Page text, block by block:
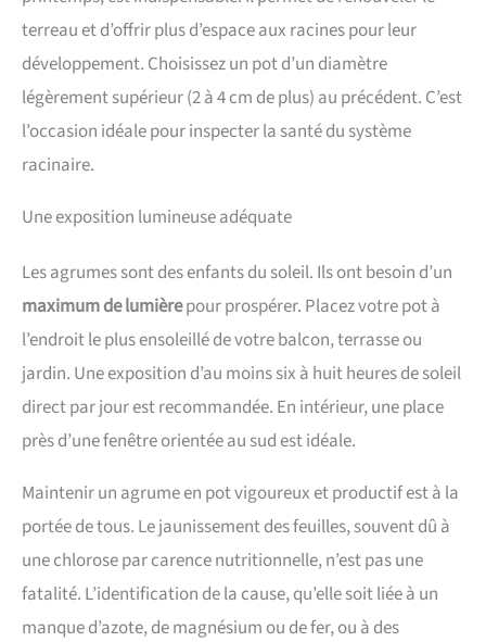
terreau et d’offrir plus d’espace aux racines pour leur
développement. Choisissez un pot d’un diamètre
légèrement supérieur (2 à 4 cm de plus) au précédent. C’est
l’occasion idéale pour inspecter la santé du système
racinaire.
Une exposition lumineuse adéquate
Les agrumes sont des enfants du soleil. Ils ont besoin d’un
maximum de lumièrepour prospérer. Placez votre pot à
l’endroit le plus ensoleillé de votre balcon, terrasse ou
jardin. Une exposition d’au moins six à huit heures de soleil
direct par jour est recommandée. En intérieur, une place
près d’une fenêtre orientée au sud est idéale.
Maintenir un agrume en pot vigoureux et productif est à la
portée de tous. Le jaunissement des feuilles, souvent dû à
une chlorose par carence nutritionnelle, n’est pas une
fatalité. L’identification de la cause, qu’elle soit liée à un
manque d’azote, de magnésium ou de fer, ou à des